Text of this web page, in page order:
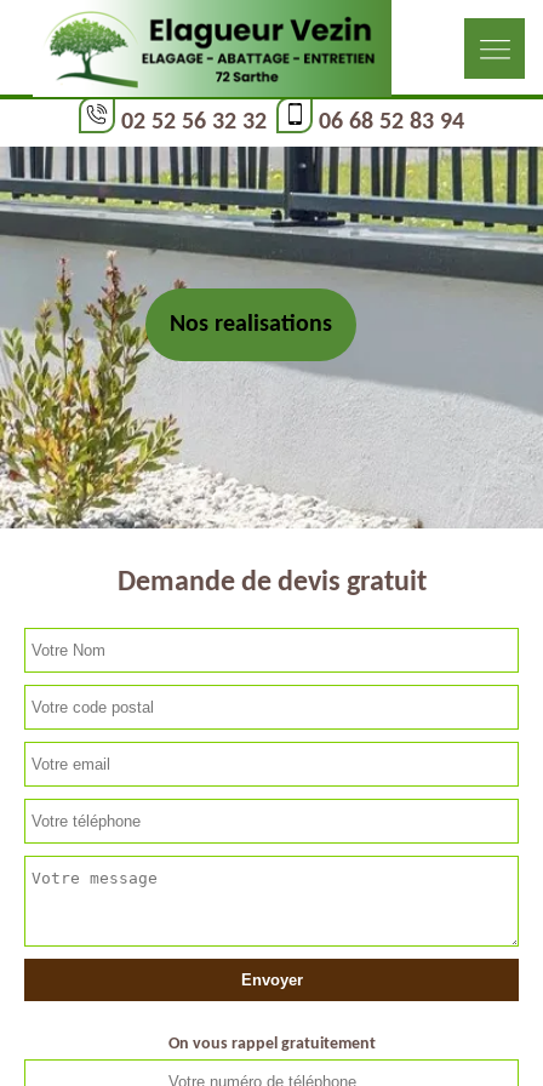
02 52 56 32 32 06 68 52 83 94
Nos realisations
Demande de devis gratuit
On vous rappel gratuitement